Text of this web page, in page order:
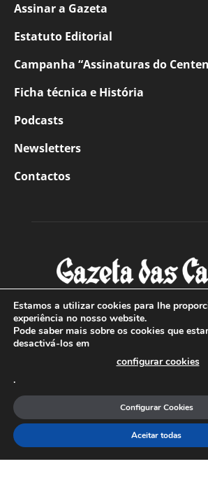
Assinar a Gazeta
Estatuto Editorial
Campanha “Assinaturas do
Ficha técnica e História
Podcasts
Newsletters
Contactos
SOBRE NÓS
Com sede nas Caldas da Rainha e
a sul de distrito de Leiria, com mais de
toda a região Oeste. Jornal com
Continental e assinatura
Estamos a utilizar cookies para lhe
experiência no nosso website.
Pode saber mais sobre os cookies que
desactivá-los em
configurar cookies
.
Aceitar todas
Configurar Cookies